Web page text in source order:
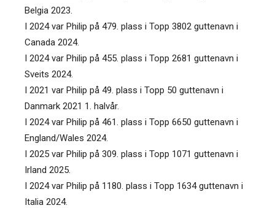
Belgia 2023.
I 2024 var Philip på 479. plass i Topp 3802 guttenavn i
Canada 2024.
I 2024 var Philip på 455. plass i Topp 2681 guttenavn i
Sveits 2024.
I 2021 var Philip på 49. plass i Topp 50 guttenavn i
Danmark 2021 1. halvår.
I 2024 var Philip på 461. plass i Topp 6650 guttenavn i
England/Wales 2024.
I 2025 var Philip på 309. plass i Topp 1071 guttenavn i
Irland 2025.
I 2024 var Philip på 1180. plass i Topp 1634 guttenavn i
Italia 2024.